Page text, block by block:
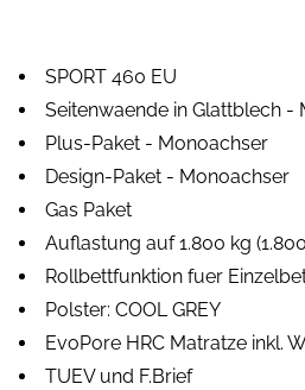
SPORT 460 EU
Seitenwaende in Glattblech -
Plus-Paket - Monoachser
Design-Paket - Monoachser
Gas Paket
Auflastung auf 1.800 kg
Rollbettfunktion fuer
Polster: COOL GREY
EvoPore HRC Matratze inkl.
TUEV und F.Brief